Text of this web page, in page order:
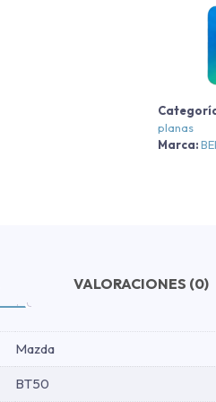
planas
Marca:
VALORACIONES (0)
Mazda
BT50